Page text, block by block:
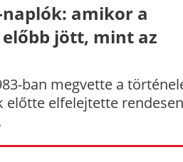
amikor a
jött, mint az
ban megvette a
előtte elfelejtette rendesen